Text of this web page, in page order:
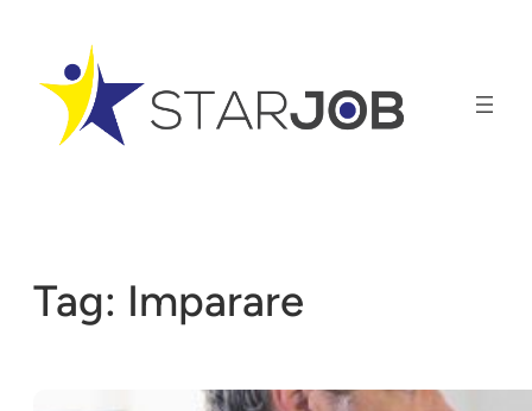
contenuto
Tag: Imparare